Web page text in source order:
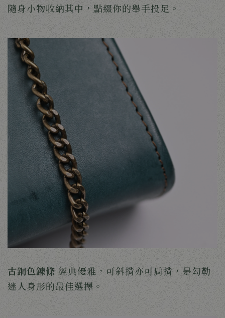
隨身小物收納其中，點綴你的舉手投足。
古銅色鍊條 經典優雅，可斜揹亦可肩揹，是勾勒
迷人身形的最佳選擇。